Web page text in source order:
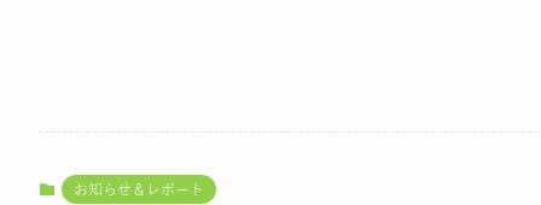
お知らせ＆レポート